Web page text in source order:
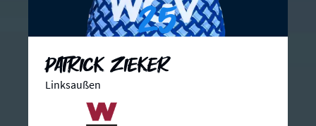
25
Patrick Zieker
Linksaußen